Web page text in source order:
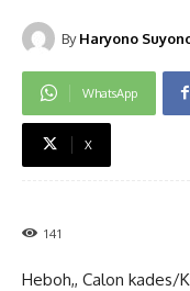
By Haryono
WhatsApp
X
141
Heboh,, Calon kades/